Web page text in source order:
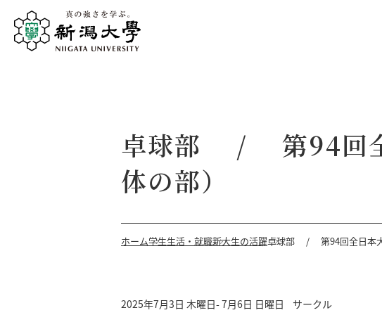
卓球部 / 第94回全
体の部）
ホーム学生生活・就職新大生の活躍卓球部 / 第94回全日本大
2025年7月3日 木曜日- 7月6日 日曜日 サークル